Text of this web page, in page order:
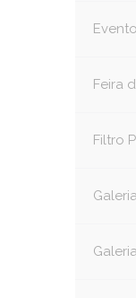
Feira
Filtro